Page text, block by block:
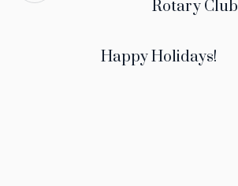
Rotary Club
Happy Holidays!